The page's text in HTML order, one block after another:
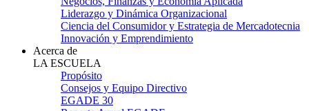
Liderazgo y Dinámica Organizacional
Ciencia del Consumidor y Estrategia de Mercadotecnia
Innovación y Emprendimiento
Acerca de
LA ESCUELA
Propósito
Consejos y Equipo Directivo
EGADE 30